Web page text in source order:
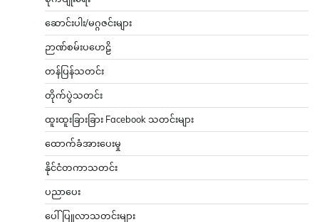
ဆောင်းပါး/မဂ္ဂဇင်းများ
ဉာဏ်စမ်းပဟေဠိ
တန်ပြန်သတင်း
တိုက်ပွဲသတင်း
ထူးထူးခြားခြား Facebook သတင်းများ
ထောက်ခံအားပေးမှု
နိုင်ငံတကာသတင်း
ပညာပေး
ပေါ်ပြူလာသတင်းများ